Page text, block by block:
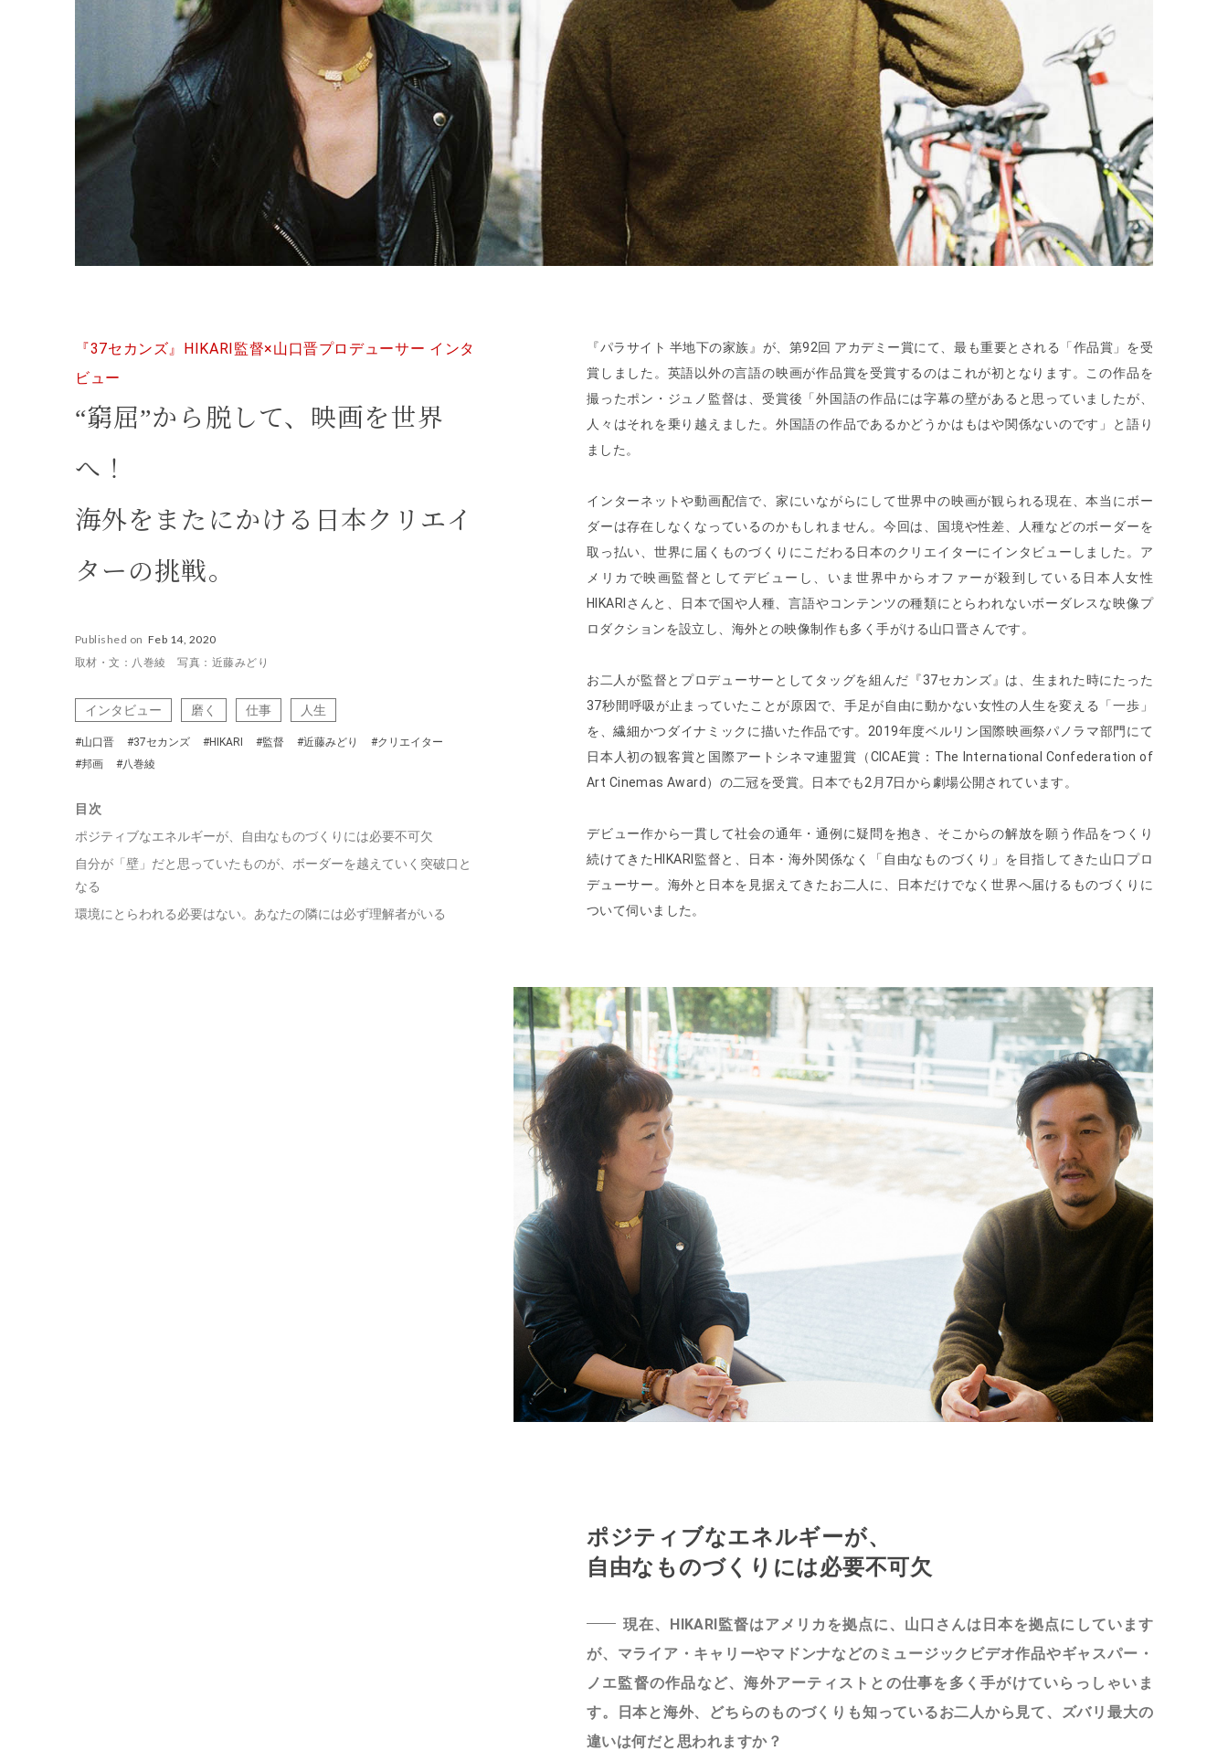
『37セカンズ』HIKARI監督×山口晋プロデューサー インタ
ビュー
“窮屈”から脱して、映画を世界
へ！
海外をまたにかける日本クリエイ
ターの挑戦。
Published on Feb 14, 2020
取材・文：八巻綾 写真：近藤みどり
インタビュー 磨く 仕事 人生
#山口晋 #37セカンズ #HIKARI #監督 #近藤みどり
#クリエイター
#邦画
#八巻綾
目次
ポジティブなエネルギーが、自由なものづくりには必要不可欠
自分が「壁」だと思っていたものが、ボーダーを越えていく突破口と
なる
環境にとらわれる必要はない。あなたの隣には必ず理解者がいる
『パラサイト 半地下の家族』が、第92回 アカデミー賞にて、最も重要とされる「作品賞」を受
賞しました。英語以外の言語の映画が作品賞を受賞するのはこれが初となります。この作品を
撮ったポン・ジュノ監督は、受賞後「外国語の作品には字幕の壁があると思っていましたが、
人々はそれを乗り越えました。外国語の作品であるかどうかはもはや関係ないのです」と語り
ました。
インターネットや動画配信で、家にいながらにして世界中の映画が観られる現在、本当にボー
ダーは存在しなくなっているのかもしれません。今回は、国境や性差、人種などのボーダーを
取っ払い、世界に届くものづくりにこだわる日本のクリエイターにインタビューしました。ア
メリカで映画監督としてデビューし、いま世界中からオファーが殺到している日本人女性
HIKARIさんと、日本で国や人種、言語やコンテンツの種類にとらわれないボーダレスな映像プ
ロダクションを設立し、海外との映像制作も多く手がける山口晋さんです。
お二人が監督とプロデューサーとしてタッグを組んだ『37セカンズ』は、生まれた時にたった
37秒間呼吸が止まっていたことが原因で、手足が自由に動かない女性の人生を変える「一歩」
を、繊細かつダイナミックに描いた作品です。2019年度ベルリン国際映画祭パノラマ部門にて
日本人初の観客賞と国際アートシネマ連盟賞（CICAE賞：The International Confederation of
Art Cinemas Award）の二冠を受賞。日本でも2月7日から劇場公開されています。
デビュー作から一貫して社会の通年・通例に疑問を抱き、そこからの解放を願う作品をつくり
続けてきたHIKARI監督と、日本・海外関係なく「自由なものづくり」を目指してきた山口プロ
デューサー。海外と日本を見据えてきたお二人に、日本だけでなく世界へ届けるものづくりに
ついて伺いました。
ポジティブなエネルギーが、
自由なものづくりには必要不可欠
現在、HIKARI監督はアメリカを拠点に、山口さんは日本を拠点にしています
が、マライア・キャリーやマドンナなどのミュージックビデオ作品やギャスパー・
ノエ監督の作品など、海外アーティストとの仕事を多く手がけていらっしゃいま
す。日本と海外、どちらのものづくりも知っているお二人から見て、ズバリ最大の
違いは何だと思われますか？